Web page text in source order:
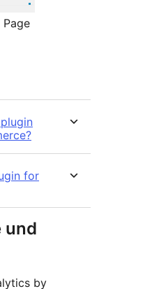
Page
for
und
by